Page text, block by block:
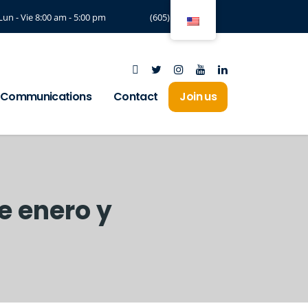
- Vie 8:00 am - 5:00 pm (605) 3294197
Communications Contact Join us
enero y